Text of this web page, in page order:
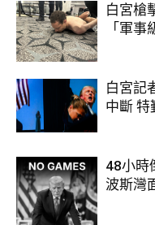
白宮槍
「軍事
白宮記
中斷 特
48小時
波斯灣